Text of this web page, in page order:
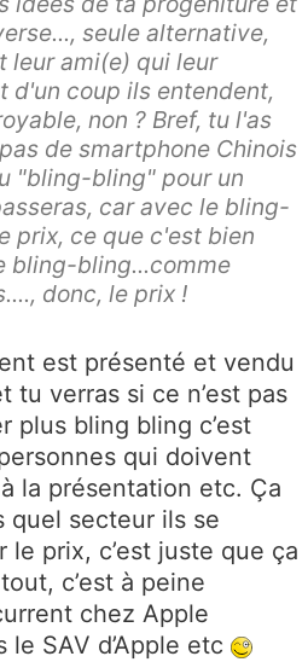
seule alternative,
leur ami(e) qui leur
d'un coup ils entendent,
non ? Bref, tu l'as
de smartphone Chinois
"bling-bling" pour un
car avec le bling-
prix, ce que c'est bien
bling-bling...comme
donc, le prix !
est présenté et vendu
tu verras si ce n’est pas
plus bling bling c’est
qui doivent
la présentation etc. Ça
quel secteur ils se
prix, c’est juste que ça
c’est à peine
chez Apple
le SAV d’Apple etc